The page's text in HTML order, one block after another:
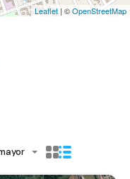
Leaflet | ©OpenStreetMap